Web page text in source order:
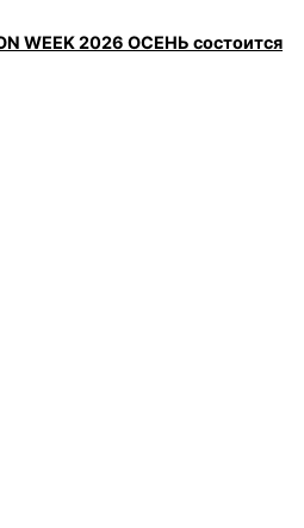
WEEK 2026 ОСЕНЬ состоится